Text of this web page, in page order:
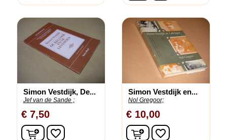
Simon Vestdijk, De...
Jef van de Sande ;
€ 7,50
In winkelwagen
favorite_border
Simon Vestdijk en...
Nol Gregoor;
€ 10,00
In winkelwagen
favorite_border